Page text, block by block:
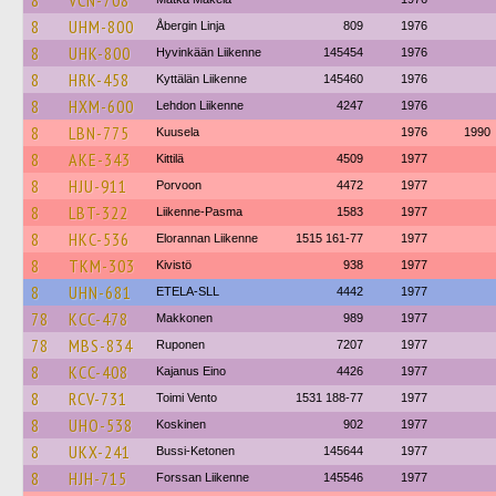
8 UHM-800 Åbergin Linja 809 1976
8 UHK-800 Hyvinkään Liikenne 145454 1976
8 HRK-458 Kyttälän Liikenne 145460 1976
8 HXM-600 Lehdon Liikenne 4247 1976
8 LBN-775 Kuusela 1976 1990
8 AKE-343 Kittilä 4509 1977
8 HJU-911 Porvoon 4472 1977
8 LBT-322 Liikenne-Pasma 1583 1977
8 HKC-536 Elorannan Liikenne 1515 161-77 1977
8 TKM-303 Kivistö 938 1977
8 UHN-681 ETELA-SLL 4442 1977
78 KCC-478 Makkonen 989 1977
78 MBS-834 Ruponen 7207 1977
8 KCC-408 Kajanus Eino 4426 1977
8 RCV-731 Toimi Vento 1531 188-77 1977
8 UHO-538 Koskinen 902 1977
8 UKX-241 Bussi-Ketonen 145644 1977
8 HJH-715 Forssan Liikenne 145546 1977